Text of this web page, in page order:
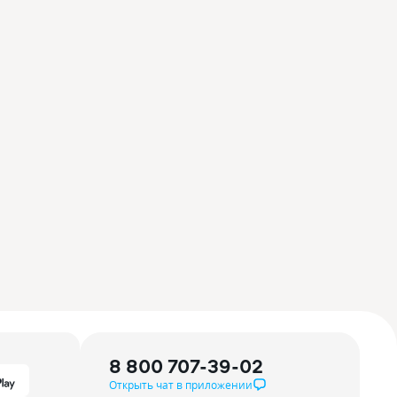
8 800 707-39-02
Открыть чат в приложении